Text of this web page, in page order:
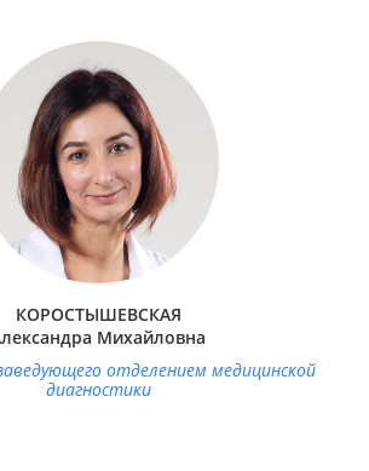
государственный медицинский
институт, Педиатрия, 1994.
Врач-рентгенолог, онколог.
Доктор медицинских наук.
Стаж работы:30 лет.
о повышении квалификации по
рентгенологии:28.07.2025 г
КОРОСТЫШЕВСКАЯ
Михайловна
отделением медицинской
диагностики